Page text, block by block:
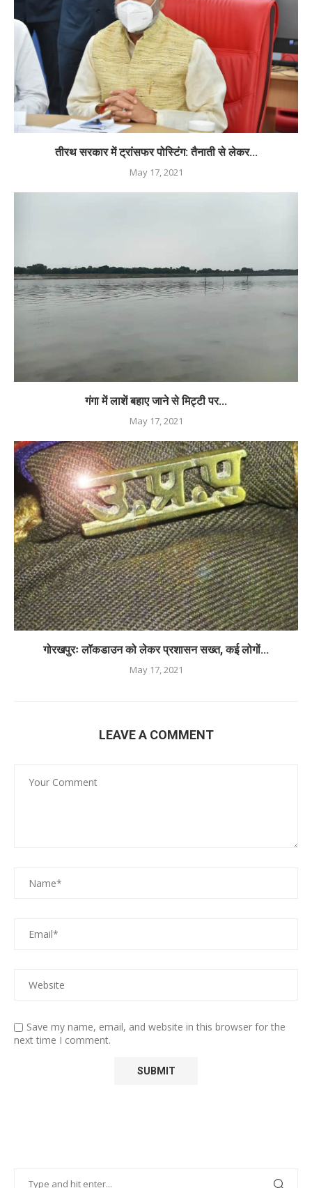
तीरथ सरकार में ट्रांसफर पोस्टिंग: तैनाती से लेकर...
May 17, 2021
गंगा में लाशें बहाए जाने से मिट्टी पर...
May 17, 2021
गोरखपुरः लॉकडाउन को लेकर प्रशासन सख्त, कई लोगों...
May 17, 2021
LEAVE A COMMENT
Save my name, email, and website in this browser for the
next time I comment.